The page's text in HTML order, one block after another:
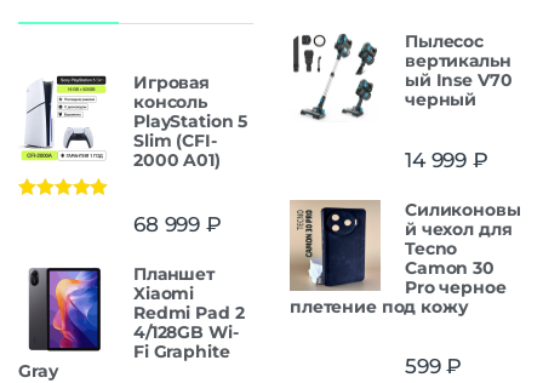
Игровая
консоль
PlayStation 5
Slim (CFI-
2000 A01)
68 999 ₽
Планшет
Xiaomi
Redmi Pad 2
4/128GB Wi-
Fi Graphite
Gray
Пылесос
вертикальн
ый Inse V70
черный
14 999 ₽
Силиконовы
й чехол для
Tecno
Camon 30
Pro черное
плетение под кожу
599₽